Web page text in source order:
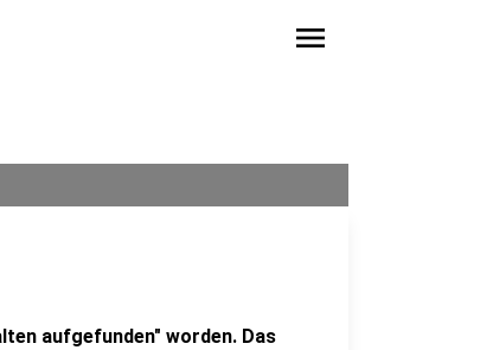
menu
aufgefunden" worden. Das